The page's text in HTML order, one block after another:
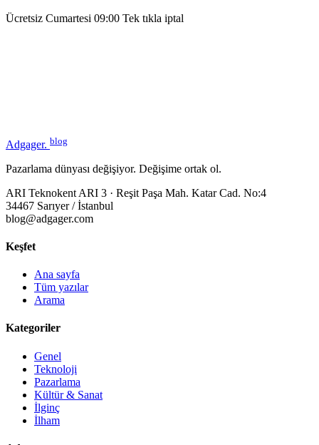
Ücretsiz Cumartesi 09:00 Tek tıkla iptal
Adgager. blog
Pazarlama dünyası değişiyor. Değişime ortak ol.
ARI Teknokent ARI 3 · Reşit Paşa Mah. Katar Cad. No:4
34467 Sarıyer / İstanbul
blog@adgager.com
Keşfet
Ana sayfa
Tüm yazılar
Arama
Kategoriler
Genel
Teknoloji
Pazarlama
Kültür & Sanat
İlginç
İlham